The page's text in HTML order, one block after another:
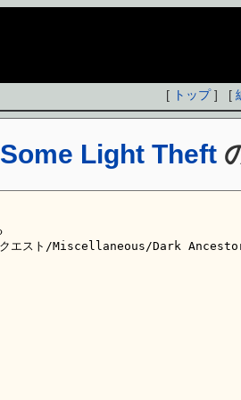
[ トップ] [
Some Light Theft